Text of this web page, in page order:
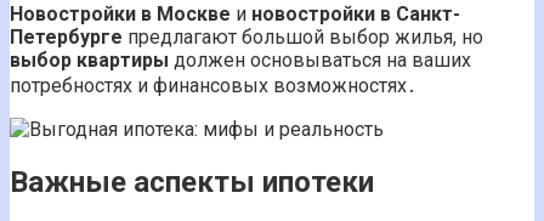
Новостройки в Москве и новостройки в Санкт-
Петербурге предлагают большой выбор жилья, но
выбор квартиры должен основываться на ваших
потребностях и финансовых возможностях․
Важные аспекты ипотеки